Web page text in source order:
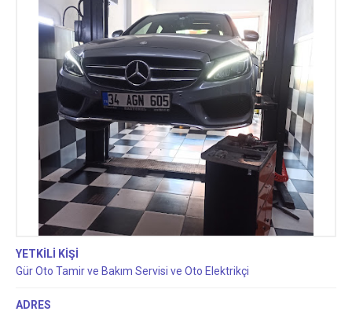
YETKİLİ KİŞİ
Gür Oto Tamir ve Bakım Servisi ve Oto Elektrikçi
ADRES